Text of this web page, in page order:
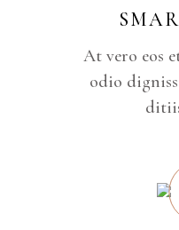
At vero eos
odio